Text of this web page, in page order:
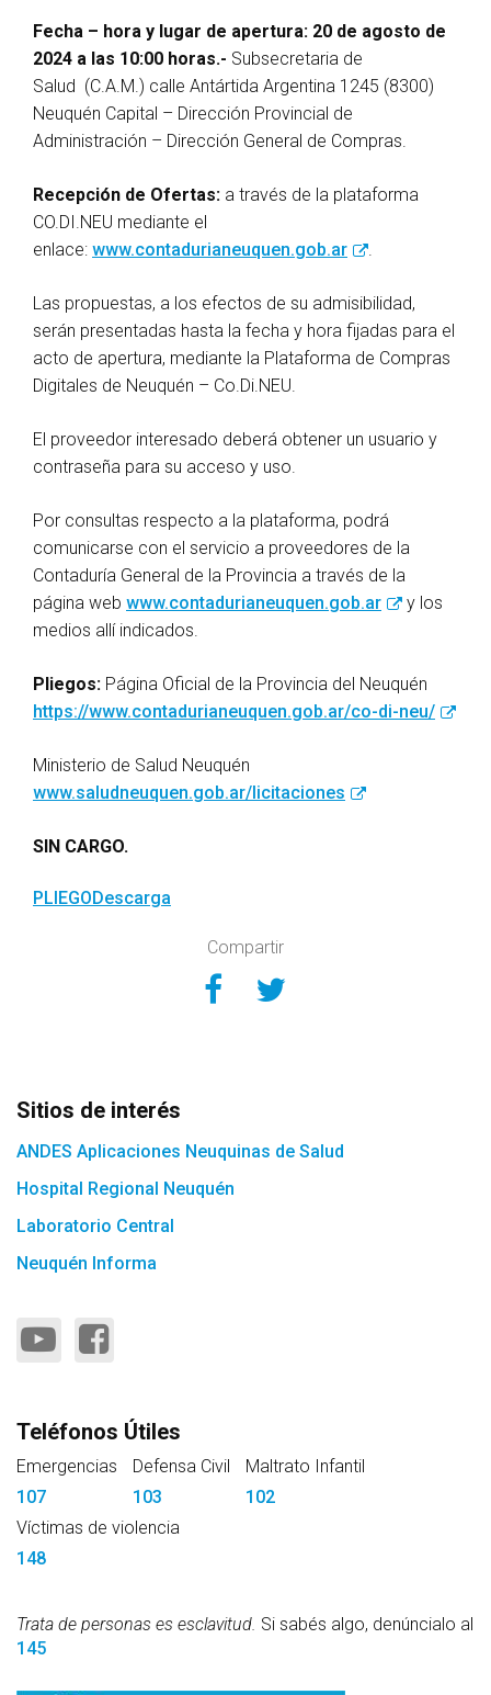
Fecha – hora y lugar de apertura: 20 de agosto de
2024 a las 10:00 horas.- Subsecretaria de
Salud (C.A.M.) calle Antártida Argentina 1245 (8300)
Neuquén Capital – Dirección Provincial de
Administración – Dirección General de Compras.
Recepción de Ofertas: a través de la plataforma
CO.DI.NEU mediante el
enlace: www.contadurianeuquen.gob.ar .
Las propuestas, a los efectos de su admisibilidad,
serán presentadas hasta la fecha y hora fijadas para el
acto de apertura, mediante la Plataforma de Compras
Digitales de Neuquén – Co.Di.NEU.
El proveedor interesado deberá obtener un usuario y
contraseña para su acceso y uso.
Por consultas respecto a la plataforma, podrá
comunicarse con el servicio a proveedores de la
Contaduría General de la Provincia a través de la
página web www.contadurianeuquen.gob.ar
y los
medios allí indicados.
Pliegos: Página Oficial de la Provincia del Neuquén
https://www.contadurianeuquen.gob.ar/co-di-neu/
Ministerio de Salud Neuquén
www.saludneuquen.gob.ar/licitaciones
SIN CARGO.
PLIEGODescarga
Compartir
Compartir en
Compartir en
Sitios de interés
ANDES Aplicaciones Neuquinas de Salud
Hospital Regional Neuquén
Laboratorio Central
Neuquén Informa
Teléfonos Útiles
Emergencias
107
Defensa Civil
103
Maltrato Infantil
102
Víctimas de violencia
148
Trata de personas es esclavitud. Si sabés algo, denúncialo al
145